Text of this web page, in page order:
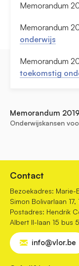
Memorandum
Memorandum
onderwijs
Memorandum
toekomstig
Memorandum
Onderwijskansen
Contact
Bezoekadres: Marie-
Simon Bolivarlaan
Postadres: Hendrik
Albert II-laan 15 bus
info@vlor.be